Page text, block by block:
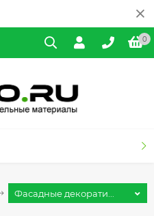
0
Фасадные декорати...